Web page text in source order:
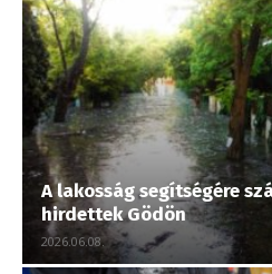
A lakosság segítségére
hirdettek Gödön
2026.06.08.